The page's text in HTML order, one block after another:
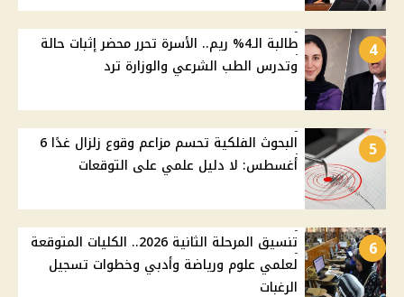
4
طالبة الـ4% ريم.. الأسرة تحرر محضر إثبات حالة
وتدرس الطب الشرعي والوزارة ترد
5
البحوث الفلكية تحسم مزاعم وقوع زلزال غدًا 6
أغسطس: لا دليل علمي على التوقعات
6
تنسيق المرحلة الثانية 2026.. الكليات المتوقعة
لعلمي علوم ورياضة وأدبي وخطوات تسجيل
الرغبات